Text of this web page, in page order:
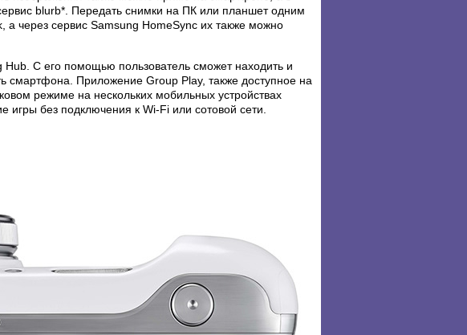
blurb*. Передать снимки на ПК или планшет одним
через сервис Samsung HomeSync их также можно
C его помощью пользователь сможет находить и
смартфона. Приложение Group Play, также доступное на
режиме на нескольких мобильных устройствах
игры без подключения к Wi-Fi или сотовой сети.